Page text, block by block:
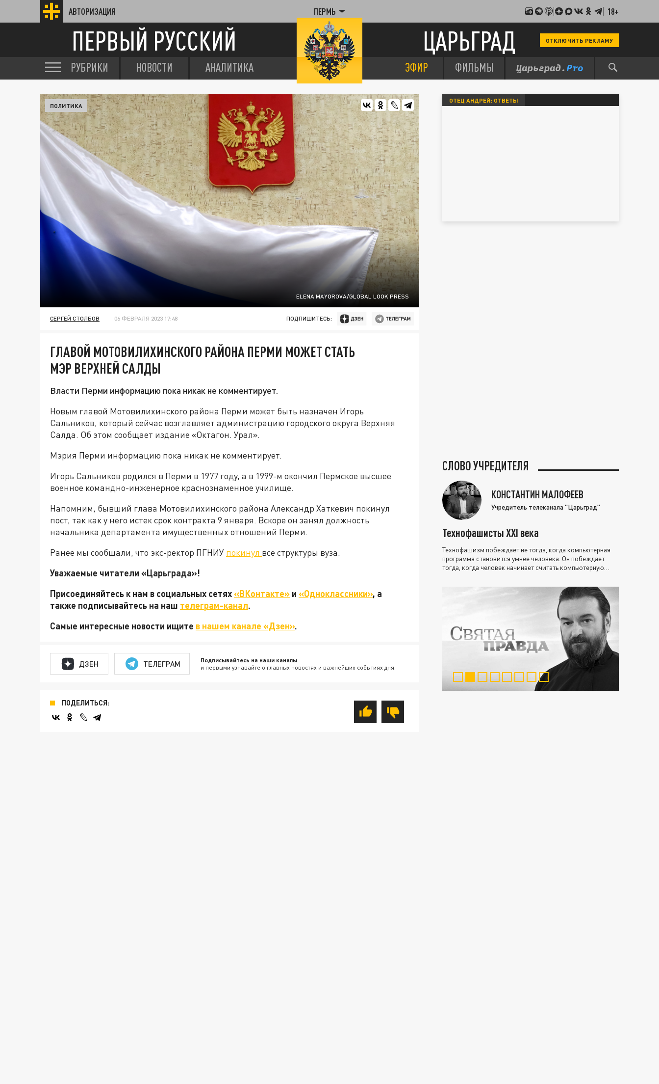
АВТОРИЗАЦИЯ ПЕРМЬ 18+
ПЕРВЫЙ РУССКИЙ ЦАРЬГРАД ОТКЛЮЧИТЬ РЕКЛАМУ
РУБРИКИ НОВОСТИ АНАЛИТИКА ЭФИР ФИЛЬМЫ
ELENA MAYOROVA/GLOBAL LOOK PRESS
ПОЛИТИКА
СЕРГЕЙ СТОЛБОВ 06 ФЕВРАЛЯ 2023 17:48 ПОДПИШИТЕСЬ:
ГЛАВОЙ МОТОВИЛИХИНСКОГО РАЙОНА ПЕРМИ МОЖЕТ СТАТЬ
МЭР ВЕРХНЕЙ САЛДЫ
Власти Перми информацию пока никак не комментирует.
Новым главой Мотовилихинского района Перми может быть назначен Игорь
Сальников, который сейчас возглавляет администрацию городского округа Верхняя
Салда. Об этом сообщает издание «Октагон. Урал».
Мэрия Перми информацию пока никак не комментирует.
Игорь Сальников родился в Перми в 1977 году, а в 1999-м окончил Пермское высшее
военное командно-инженерное краснознаменное училище.
Напомним, бывший глава Мотовилихинского района Александр Хаткевич покинул
пост, так как у него истек срок контракта 9 января. Вскоре он занял должность
начальника департамента имущественных отношений Перми.
Ранее мы сообщали, что экс-ректор ПГНИУ покинул все структуры вуза.
Уважаемые читатели «Царьграда»!
Присоединяйтесь к нам в социальных сетях«ВКонтакте» и «Одноклассники», а
также подписывайтесь на наш телеграм-канал.
Самые интересные новости ищите в нашем канале «Дзен».
ДЗЕН ТЕЛЕГРАМ Подписывайтесь на наши каналы
и первыми узнавайте о главных новостях и важнейших событиях дня.
ПОДЕЛИТЬСЯ:
ОТЕЦ АНДРЕЙ: ОТВЕТЫ
СЛОВО УЧРЕДИТЕЛЯ
КОНСТАНТИН МАЛОФЕЕВ
Учредитель телеканала "Царьград"
Технофашисты XXI века
Технофашизм побеждает не тогда, когда компьютерная
программа становится умнее человека. Он побеждает
тогда, когда человек начинает считать компьютерную